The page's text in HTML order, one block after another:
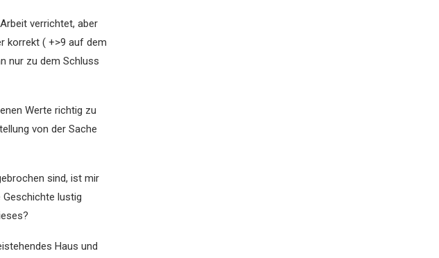
verrichtet, aber
korrekt ( +>9 auf dem
nur zu dem Schluss
Werte richtig zu
von der Sache
sind, ist mir
lustig
Haus und